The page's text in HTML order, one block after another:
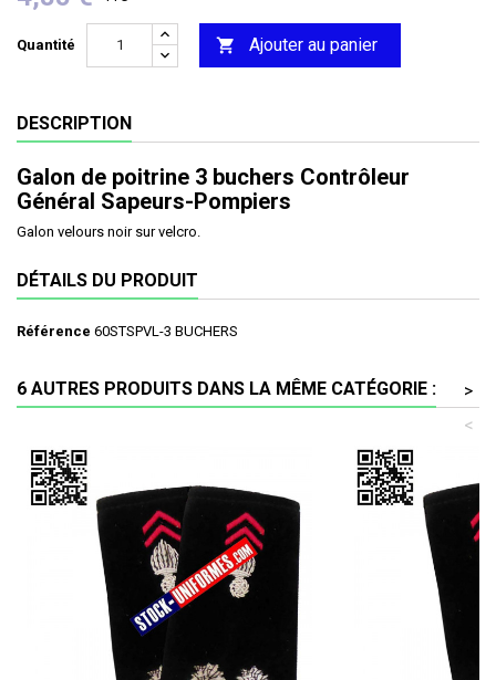
Quantité  Ajouter au panier
DESCRIPTION
Galon de poitrine 3 buchers Contrôleur
Général Sapeurs-Pompiers
Galon velours noir sur velcro.
DÉTAILS DU PRODUIT
Référence 60STSPVL-3 BUCHERS
6 AUTRES PRODUITS DANS LA MÊME CATÉGORIE :
>
<